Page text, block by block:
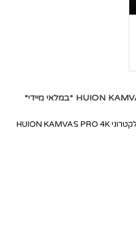
מלאי זמין בארץ מיידית !!! לוח כתיבה אלקטרוני HUION KAMVAS PRO 4K